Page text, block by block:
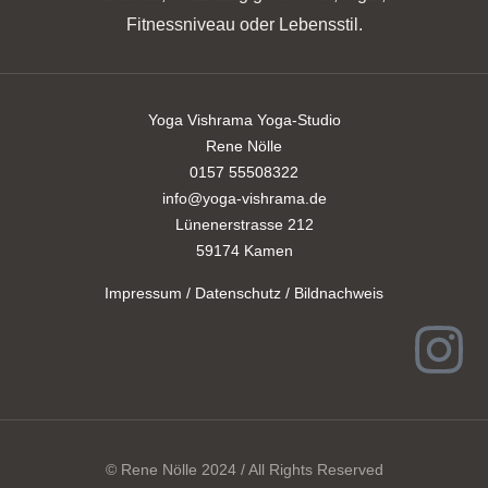
Fitnessniveau oder Lebensstil.
Yoga Vishrama Yoga-Studio
Rene Nölle
0157 55508322
info@yoga-vishrama.de
Lünenerstrasse 212
59174 Kamen
Impressum / Datenschutz / Bildnachweis
© Rene Nölle 2024 / All Rights Reserved